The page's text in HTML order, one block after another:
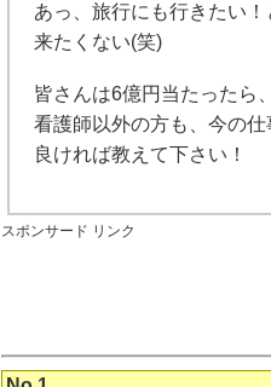
あっ、旅行にも行きたい
来たくない(笑)
皆さんは6億円当たったら
看護師以外の方も、今の仕
良ければ教えて下さい！
スポンサード リンク